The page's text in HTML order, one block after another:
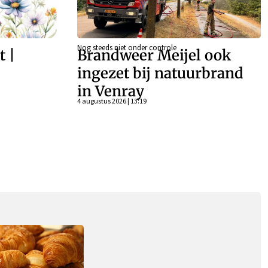
Nog steeds niet onder controle
Brandweer Meijel ook
ingezet bij natuurbrand
in Venray
4 augustus 2026 | 13:19